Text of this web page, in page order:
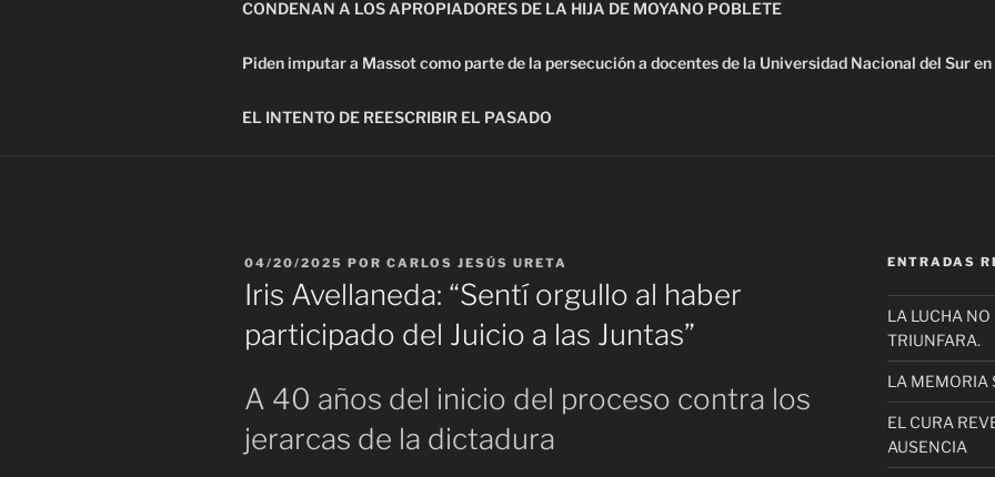
CONDENAN A LOS APROPIADORES DE LA HIJA DE MOYANO POBLETE
Piden imputar a Massot como parte de la persecución a docentes de la Universidad Nacional del Sur
EL INTENTO DE REESCRIBIR EL PASADO
PUBLICADO
EL
04/20/2025 POR CARLOS JESÚS URETA
Iris Avellaneda: “Sentí orgullo al haber
participado del Juicio a las Juntas”
A 40 años del inicio del proceso contra los
jerarcas de la dictadura
ENTRADAS
LA LUCHA
TRIUNFARA.
LA MEMORIA
EL CURA
AUSENCIA